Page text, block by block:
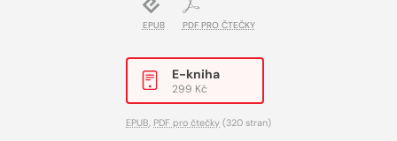
EPUB PDF PRO ČTEČKY
E-kniha
299 Kč
EPUB PDF pro čtečky (320 stran)